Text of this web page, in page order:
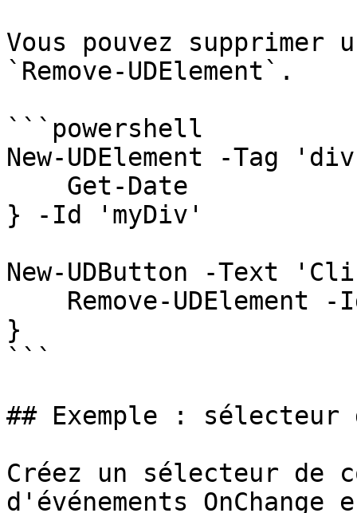
Vous pouvez
`Remove-UDElement`.
```powershell
New-UDElement -Tag
} -Id 'myDiv'
New-UDButton -Text
}
```
## Exemple : sélecteur
Créez un sélecteur de
d'événements